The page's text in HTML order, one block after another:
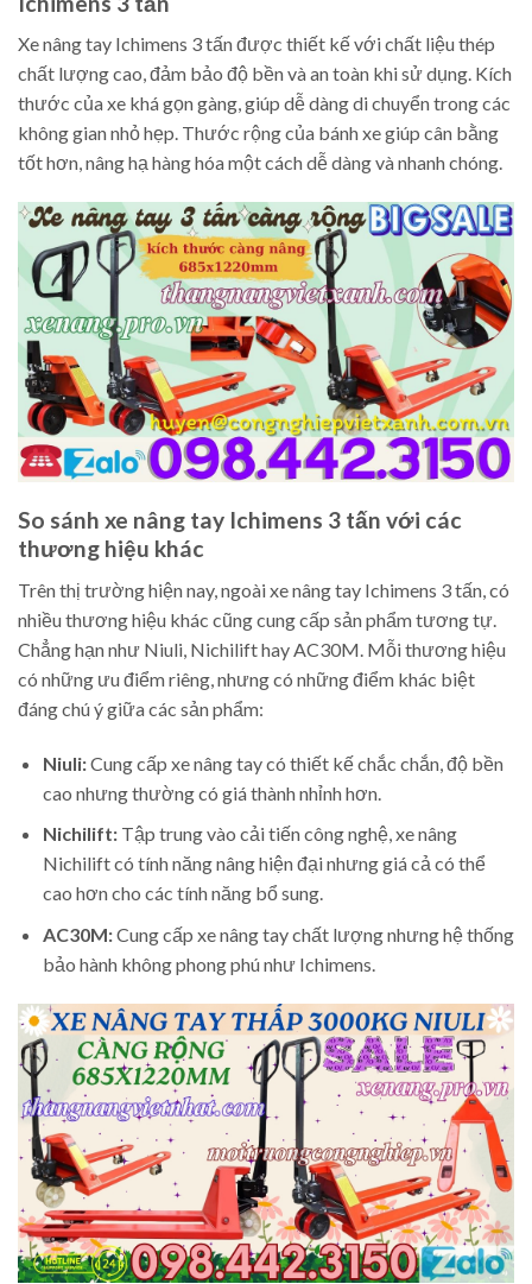
Xe nâng tay Ichimens 3 tấn được thiết kế với chất liệu thép
chất lượng cao, đảm bảo độ bền và an toàn khi sử dụng. Kích
thước của xe khá gọn gàng, giúp dễ dàng di chuyển trong các
không gian nhỏ hẹp. Thước rộng của bánh xe giúp cân bằng
tốt hơn, nâng hạ hàng hóa một cách dễ dàng và nhanh chóng.
So sánh xe nâng tay Ichimens 3 tấn với các
thương hiệu khác
Trên thị trường hiện nay, ngoài xe nâng tay Ichimens 3 tấn, có
nhiều thương hiệu khác cũng cung cấp sản phẩm tương tự.
Chẳng hạn như Niuli, Nichilift hay AC30M. Mỗi thương hiệu
có những ưu điểm riêng, nhưng có những điểm khác biệt
đáng chú ý giữa các sản phẩm:
Niuli:Cung cấp xe nâng tay có thiết kế chắc chắn, độ bền
cao nhưng thường có giá thành nhỉnh hơn.
Nichilift:Tập trung vào cải tiến công nghệ, xe nâng
Nichilift có tính năng nâng hiện đại nhưng giá cả có thể
cao hơn cho các tính năng bổ sung.
AC30M:Cung cấp xe nâng tay chất lượng nhưng hệ thống
bảo hành không phong phú như Ichimens.